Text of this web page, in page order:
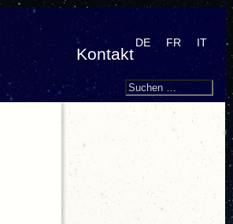
Kontakt
DE FR IT
Search
Suchen